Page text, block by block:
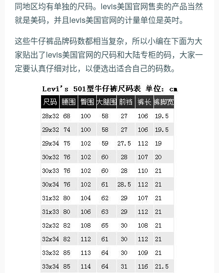
同地区均有单独的尺码。levis美国官网售卖的产品当然
就是美码，并且levis美国官网的计量单位是英吋。
这些牛仔裤品牌码数都相当复杂，所以小编在下面为大
家贴出了levis美国官网的尺码和大陆专柜的码，大家一
定要认真仔细对比，以便选出适合自己的码数。